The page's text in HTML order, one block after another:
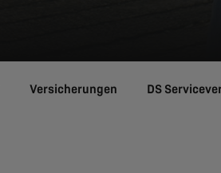
Versicherungen DS